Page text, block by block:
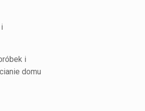
i
domu